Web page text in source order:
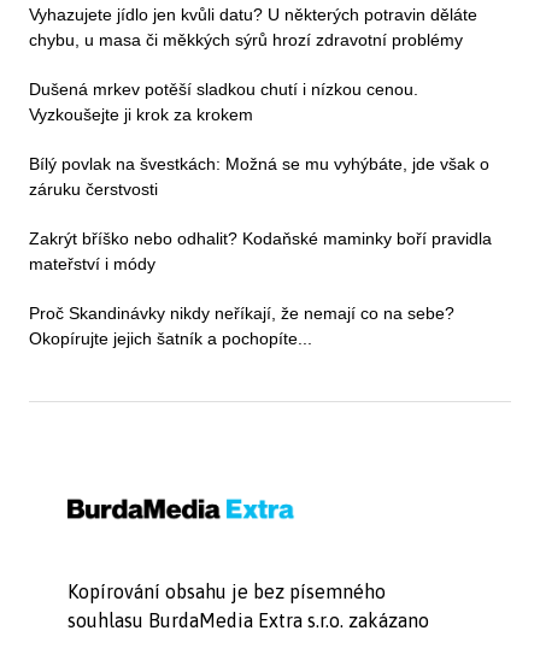
Vyhazujete jídlo jen kvůli datu? U některých potravin děláte
chybu, u masa či měkkých sýrů hrozí zdravotní problémy
Dušená mrkev potěší sladkou chutí i nízkou cenou.
Vyzkoušejte ji krok za krokem
Bílý povlak na švestkách: Možná se mu vyhýbáte, jde však o
záruku čerstvosti
Zakrýt bříško nebo odhalit? Kodaňské maminky boří pravidla
mateřství i módy
Proč Skandinávky nikdy neříkají, že nemají co na sebe?
Okopírujte jejich šatník a pochopíte...
Kopírování obsahu je bez písemného
souhlasu BurdaMedia Extra s.r.o. zakázano